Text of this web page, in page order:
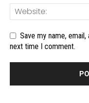
Save my name,
next time I comment.